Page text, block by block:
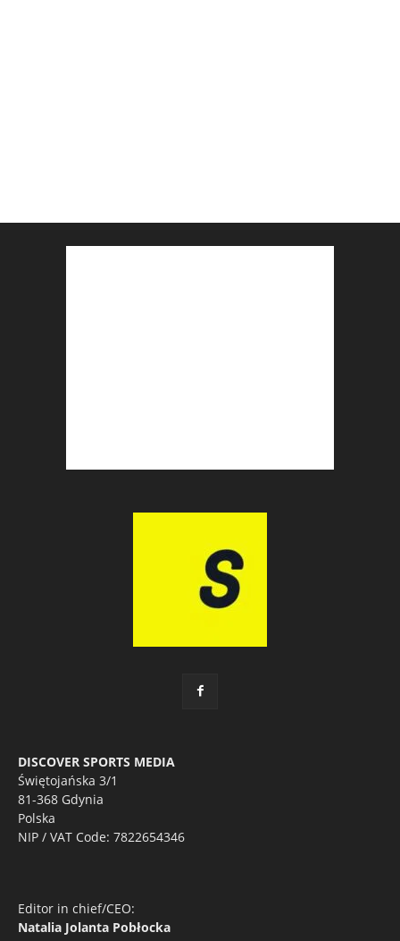
DISCOVER SPORTS MEDIA
Świętojańska 3/1
81-368 Gdynia
Polska
NIP / VAT Code: 7822654346
Editor in chief/CEO:
Natalia Jolanta Pobłocka